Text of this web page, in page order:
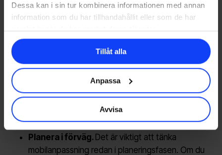
Dessa kan i sin tur kombinera informationen med annan
information som du har tillhandahållit eller som de har
samlat in när du har använt deras tjänster.
Tillåt alla
Anpassa
Avvisa
Tips för mobilanpassat videoformat
Planera i förväg. Det är viktigt att tänka
mobilanpassning redan i planeringsfasen. Om du